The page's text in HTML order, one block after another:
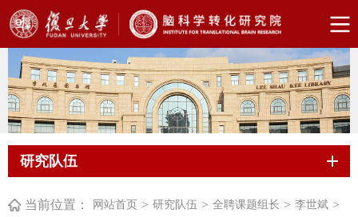
研究队伍
当前位置： 网站首页 > 研究队伍 > 全聘课题组长 > 李世斌 >